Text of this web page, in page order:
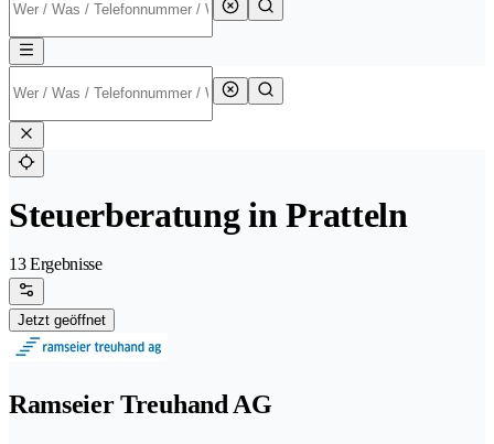
Steuerberatung in Pratteln
13 Ergebnisse
Jetzt geöffnet
Ramseier Treuhand AG